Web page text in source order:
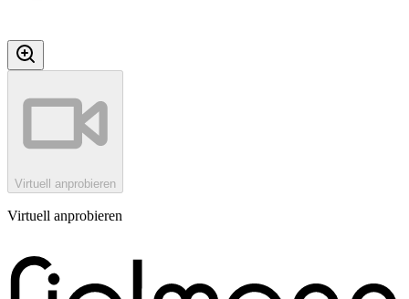
Virtuell anprobieren
Virtuell anprobieren